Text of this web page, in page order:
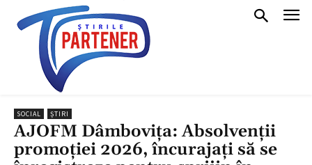
SOCIAL ȘTIRI
AJOFM Dâmbovița: Absolvenții
promoției 2026, încurajați să se